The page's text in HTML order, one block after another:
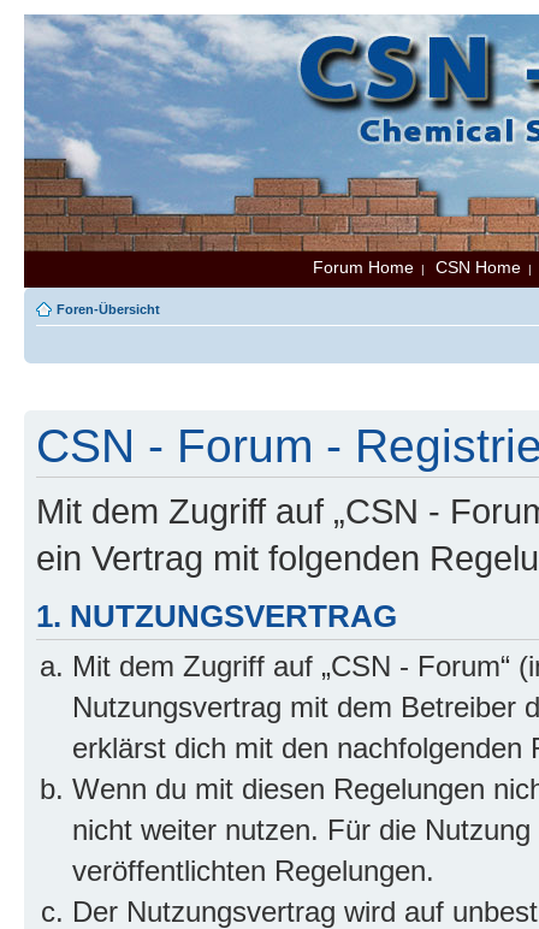
Forum Home | CSN Home
Foren-Übersicht
CSN - Forum -
Mit dem Zugriff auf „CSN -
ein Vertrag mit folgenden
1. NUTZUNGSVERTRAG
Mit dem Zugriff auf „CSN - Forum“
Nutzungsvertrag mit dem Betreiber
erklärst dich mit den nachfolgenden
Wenn du mit diesen Regelungen
nicht weiter nutzen. Für die
veröffentlichten Regelungen.
Der Nutzungsvertrag wird auf